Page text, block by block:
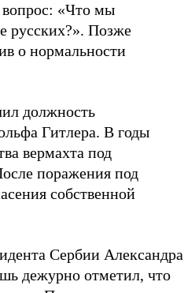
«Что мы
русских?». Позже
о нормальности
должность
Гитлера. В годы
вермахта под
поражения под
собственной
Сербии Александра
дежурно отметил, что